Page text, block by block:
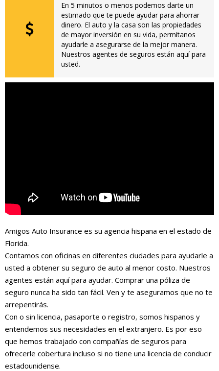
En 5 minutos o menos podemos darte un
estimado que te puede ayudar para ahorrar
dinero. El auto y la casa son las propiedades
de mayor inversión en su vida, permítanos
ayudarle a asegurarse de la mejor manera.
Nuestros agentes de seguros están aquí para
usted.
Amigos Auto Insurance es su agencia hispana en el estado de
Florida.
Contamos con oficinas en diferentes ciudades para ayudarle a
usted a obtener su seguro de auto al menor costo. Nuestros
agentes están aquí para ayudar. Comprar una póliza de
seguro nunca ha sido tan fácil. Ven y te aseguramos que no te
arrepentirás.
Con o sin licencia, pasaporte o registro, somos hispanos y
entendemos sus necesidades en el extranjero. Es por eso
que hemos trabajado con compañías de seguros para
ofrecerle cobertura incluso si no tiene una licencia de conducir
estadounidense.